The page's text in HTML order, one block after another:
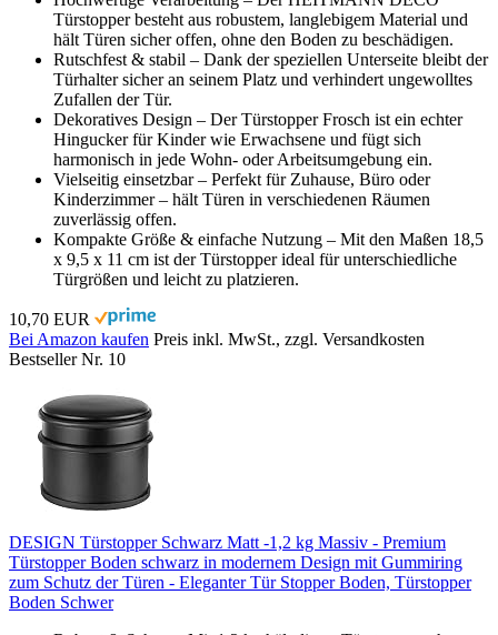
Türstopper besteht aus robustem, langlebigem Material und
hält Türen sicher offen, ohne den Boden zu beschädigen.
Rutschfest & stabil – Dank der speziellen Unterseite bleibt der
Türhalter sicher an seinem Platz und verhindert ungewolltes
Zufallen der Tür.
Dekoratives Design – Der Türstopper Frosch ist ein echter
Hingucker für Kinder wie Erwachsene und fügt sich
harmonisch in jede Wohn- oder Arbeitsumgebung ein.
Vielseitig einsetzbar – Perfekt für Zuhause, Büro oder
Kinderzimmer – hält Türen in verschiedenen Räumen
zuverlässig offen.
Kompakte Größe & einfache Nutzung – Mit den Maßen 18,5
x 9,5 x 11 cm ist der Türstopper ideal für unterschiedliche
Türgrößen und leicht zu platzieren.
10,70 EUR
Bei Amazon kaufen Preis inkl. MwSt., zzgl. Versandkosten
Bestseller Nr. 10
DESIGN Türstopper Schwarz Matt -1,2 kg Massiv - Premium
Türstopper Boden schwarz in modernem Design mit Gummiring
zum Schutz der Türen - Eleganter Tür Stopper Boden, Türstopper
Boden Schwer